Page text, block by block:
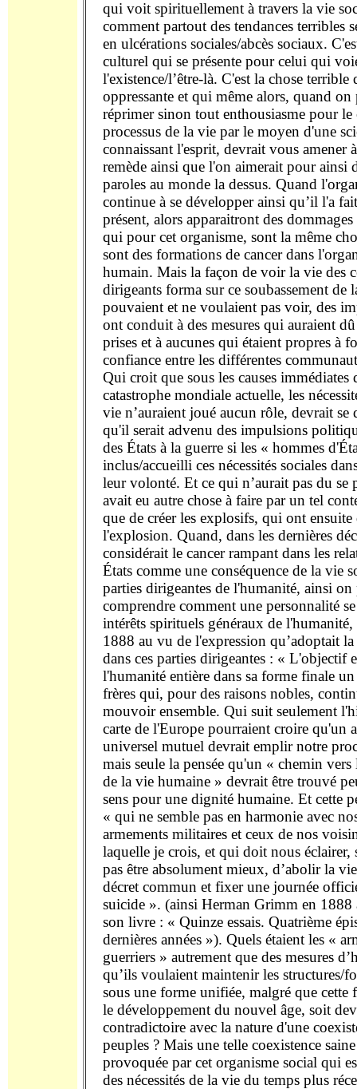
qui voit spirituellement à travers la vie
comment partout des tendances terribles
en ulcérations sociales/abcès sociaux.
culturel qui se présente pour celui qui
l'existence/l’être-là. C'est la chose terrible
oppressante et qui même alors, quand
réprimer sinon tout enthousiasme pour le
processus de la vie par le moyen d'une
connaissant l'esprit, devrait vous amener
remède ainsi que l'on aimerait pour ainsi
paroles au monde la dessus. Quand
continue à se développer ainsi qu’il l'a
présent, alors apparaitront des
qui pour cet organisme, sont la même
sont des formations de cancer dans
humain. Mais la façon de voir la vie des
dirigeants forma sur ce soubassement de
pouvaient et ne voulaient pas voir, des
ont conduit à des mesures qui auraient dû
prises et à aucunes qui étaient propres à
confiance entre les différentes
Qui croit que sous les causes immédiates
catastrophe mondiale actuelle, les
vie n’auraient joué aucun rôle, devrait se
qu'il serait advenu des impulsions
des États à la guerre si les « hommes
inclus/accueilli ces nécessités sociales
leur volonté. Et ce qui n’aurait pas du se
avait eu autre chose à faire par un tel
que de créer les explosifs, qui ont
l'explosion. Quand, dans les dernières
considérait le cancer rampant dans les
États comme une conséquence de la vie
parties dirigeantes de l'humanité, ainsi
comprendre comment une personnalité
intérêts spirituels généraux de
1888 au vu de l'expression qu’adoptait
dans ces parties dirigeantes : « L'objectif
l'humanité entière dans sa forme finale
frères qui, pour des raisons nobles,
mouvoir ensemble. Qui suit seulement
carte de l'Europe pourraient croire qu'un
universel mutuel devrait emplir notre
mais seule la pensée qu'un « chemin vers
de la vie humaine » devrait être trouvé
sens pour une dignité humaine. Et cette
« qui ne semble pas en harmonie avec
armements militaires et ceux de nos
laquelle je crois, et qui doit nous éclairer,
pas être absolument mieux, d’abolir la
décret commun et fixer une journée
suicide ». (ainsi Herman Grimm en 1888
son livre : « Quinze essais. Quatrième
dernières années »). Quels étaient les «
guerriers » autrement que des mesures
qu’ils voulaient maintenir les structures/
sous une forme unifiée, malgré que cette
le développement du nouvel âge, soit
contradictoire avec la nature d'une
peuples ? Mais une telle coexistence
provoquée par cet organisme social qui
des nécessités de la vie du temps plus